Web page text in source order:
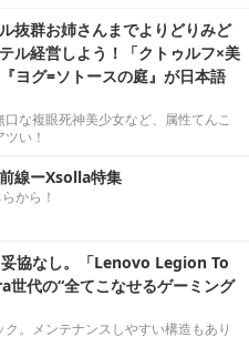
抜群お姉さんまでよりどりみど
ル経営しよう！「クトゥルフ×美
ヨグ=ソトースの庭』が日本語
な複眼死神美少女など、属性てんこ
い！
線ーXsolla特集
から！
協なし。「Lenovo Legion To
代の“全てこなせるゲーミング
。メンテナンスしやすい構造もあり